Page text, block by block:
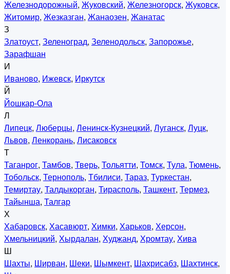
Железнодорожный, Жуковский, Железногорск, Жуковск,
Житомир, Жезказган, Жанаозен, Жанатас
З
Златоуст, Зеленоград, Зеленодольск, Запорожье,
Зарафшан
И
Иваново, Ижевск, Иркутск
Й
Йошкар-Ола
Л
Липецк, Люберцы, Ленинск-Кузнецкий, Луганск, Луцк,
Львов, Ленкорань, Лисаковск
Т
Таганрог, Тамбов, Тверь, Тольятти, Томск, Тула, Тюмень,
Тобольск, Тернополь, Тбилиси, Тараз, Туркестан,
Темиртау, Талдыкорган, Тирасполь, Ташкент, Термез,
Тайынша, Талгар
Х
Хабаровск, Хасавюрт, Химки, Харьков, Херсон,
Хмельницкий, Хырдалан, Худжанд, Хромтау, Хива
Ш
Шахты, Ширван, Шеки, Шымкент, Шахрисабз, Шахтинск,